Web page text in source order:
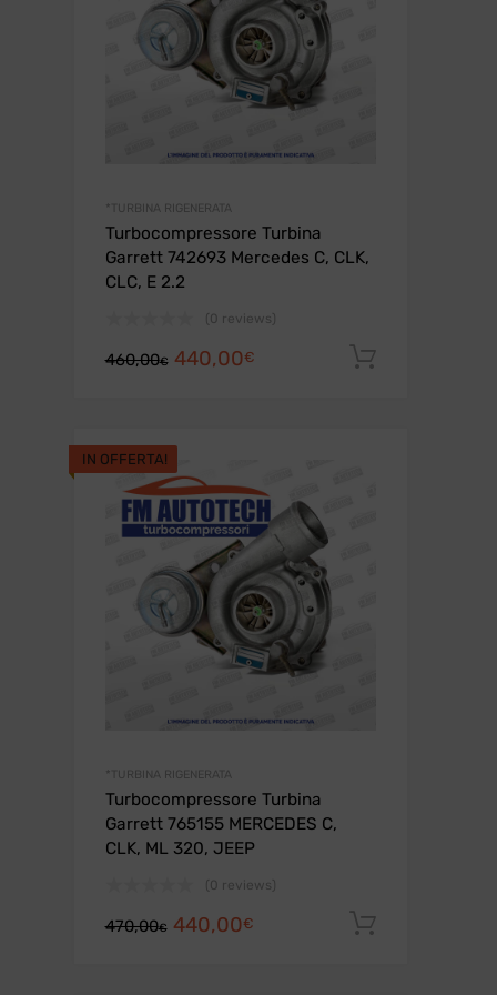
*TURBINA RIGENERATA
Turbocompressore Turbina
Garrett 742693 Mercedes C, CLK,
CLC, E 2.2
(0 reviews)
460,00€ Il
era:
460,00€.
440,00€Il
IN OFFERTA!
*TURBINA RIGENERATA
Turbocompressore Turbina
Garrett 765155 MERCEDES C,
CLK, ML 320, JEEP
(0 reviews)
470,00€ Il
440,00€Il